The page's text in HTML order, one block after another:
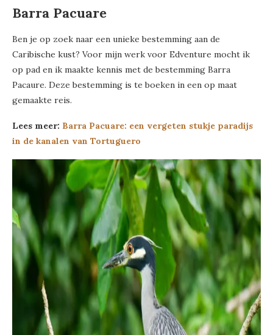
Barra Pacuare
Ben je op zoek naar een unieke bestemming aan de
Caribische kust? Voor mijn werk voor Edventure mocht ik
op pad en ik maakte kennis met de bestemming Barra
Pacaure. Deze bestemming is te boeken in een op maat
gemaakte reis.
Lees meer: Barra Pacuare: een vergeten stukje paradijs
in de kanalen van Tortuguero